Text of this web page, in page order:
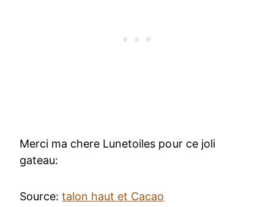
Merci ma chere Lunetoiles pour ce joli
gateau:
Source:talon haut et Cacao